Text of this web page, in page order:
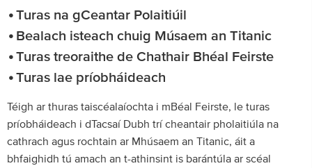
Turas na gCeantar Polaitiúil
Bealach isteach chuig Músaem an Titanic
Turas treoraithe de Chathair Bhéal Feirste
Turas lae príobháideach
Téigh ar thuras taiscéalaíochta i mBéal Feirste, le turas
príobháideach i dTacsaí Dubh trí cheantair pholaitiúla na
cathrach agus rochtain ar Mhúsaem an Titanic, áit a
bhfaighidh tú amach an t-athinsint is barántúla ar scéal